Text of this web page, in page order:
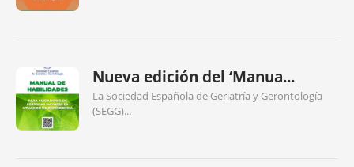
Nueva edición del ‘Manua...
La Sociedad Española de Geriatría y Gerontología
(SEGG)...